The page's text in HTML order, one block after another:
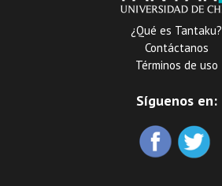
¿Qué es Tantaku?
Contáctanos
Términos de uso
Síguenos en: